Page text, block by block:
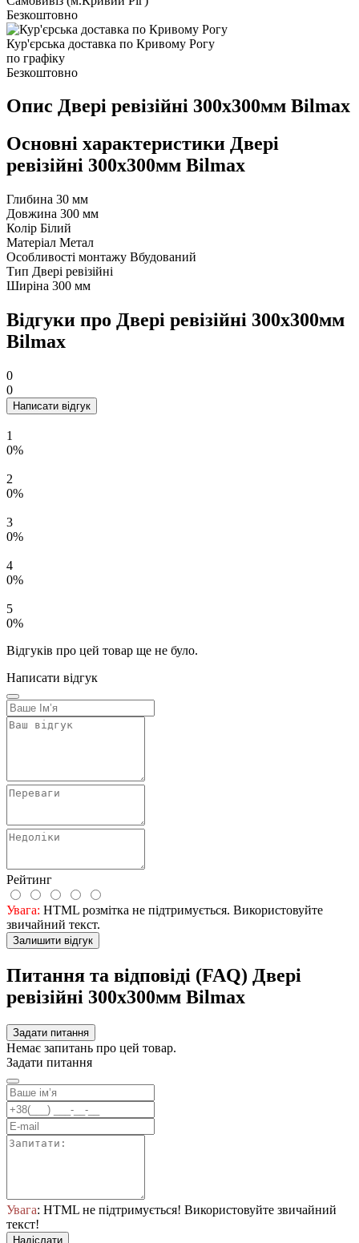
Безкоштовно
Кур'єрська доставка по Кривому Рогу
по графіку
Безкоштовно
Опис Двері ревізійні 300x300мм Bilmax
Основні характеристики Двері
ревізійні 300x300мм Bilmax
Глибина 30 мм
Довжина 300 мм
Колір Білий
Матеріал Метал
Особливості монтажу Вбудований
Тип Двері ревізійні
Ширіна 300 мм
Відгуки про Двері ревізійні 300x300мм
Bilmax
0
0
Написати відгук
1
0%
2
0%
3
0%
4
0%
5
0%
Відгуків про цей товар ще не було.
Написати відгук
Рейтинг
Увага: HTML розмітка не підтримується. Використовуйте
звичайний текст.
Залишити відгук
Питання та відповіді (FAQ) Двері
ревізійні 300x300мм Bilmax
Задати питання
Немає запитань про цей товар.
Задати питання
Увага: HTML не підтримується! Використовуйте звичайний
текст!
Надіслати